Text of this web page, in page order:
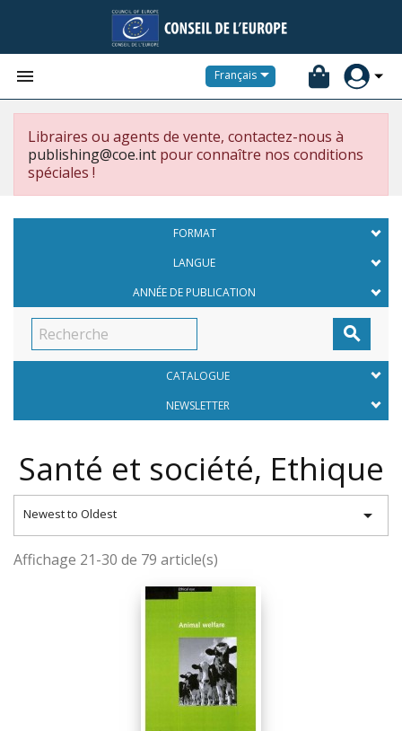
 Français
Libraires ou agents de vente, contactez-nous à
publishing@coe.int pour connaître nos conditions
spéciales !
FORMAT
LANGUE
ANNÉE DE PUBLICATION

CATALOGUE
NEWSLETTER
Santé et société, Ethique
Newest to Oldest 
Affichage 21-30 de 79 article(s)